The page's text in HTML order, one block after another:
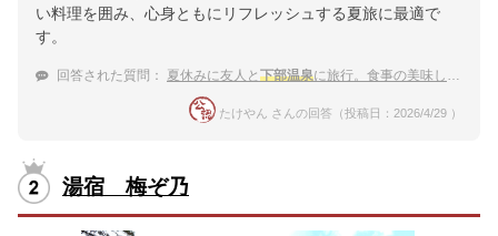
い料理を囲み、心身ともにリフレッシュする夏旅に最適で
す。
回答された質問： 夏休みに友人と 下部温泉に旅行。食事の美味しい宿を教えて！
たけやん さんの回答（投稿日：2026/4/29 ）
湯宿 梅ぞ乃